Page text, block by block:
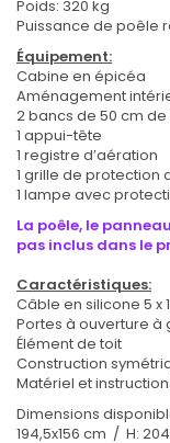
Poids: 320 kg
Puissance de poêle
Équipement:
Cabine en épicéa
Aménagement
2 bancs de 50 cm
1 appui-tête
1 registre d’aération
1 grille de protection
1 lampe avec
La poêle, le
pas inclus dans le
Caractéristiques:
Câble en silicone 5 x
Portes à ouverture à
Élément de toit
Construction
Matériel et
Dimensions
194,5x156 cm / H: